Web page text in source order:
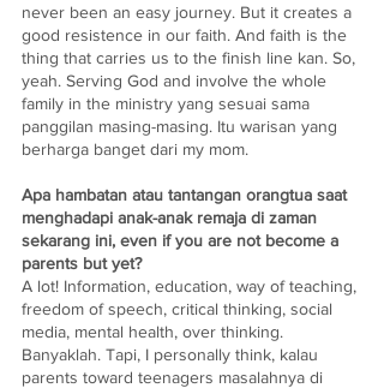
never been an easy journey. But it creates a
good resistence in our faith. And faith is the
thing that carries us to the finish line kan. So,
yeah. Serving God and involve the whole
family in the ministry yang sesuai sama
panggilan masing-masing. Itu warisan yang
berharga banget dari my mom.
Apa hambatan atau tantangan orangtua saat
menghadapi anak-anak remaja di zaman
sekarang ini, even if you are not become a
parents but yet?
A lot! Information, education, way of teaching,
freedom of speech, critical thinking, social
media, mental health, over thinking.
Banyaklah. Tapi, I personally think, kalau
parents toward teenagers masalahnya di